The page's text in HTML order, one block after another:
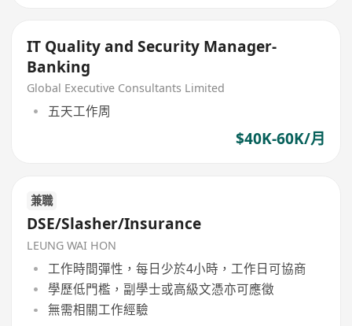
IT Quality and Security Manager-
Banking
Global Executive Consultants Limited
五天工作周
$40K-60K/月
兼職
DSE/Slasher/Insurance
LEUNG WAI HON
工作時間彈性，每日少於4小時，工作日可協商
學歷低門檻，副學士或高級文憑亦可應徵
無需相關工作經驗